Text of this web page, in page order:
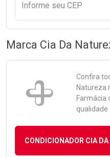
Informe seu CEP
Marca Cia Da
Confira
Natureza
Farmácia
qualidade
CONDICIONADOR CIA